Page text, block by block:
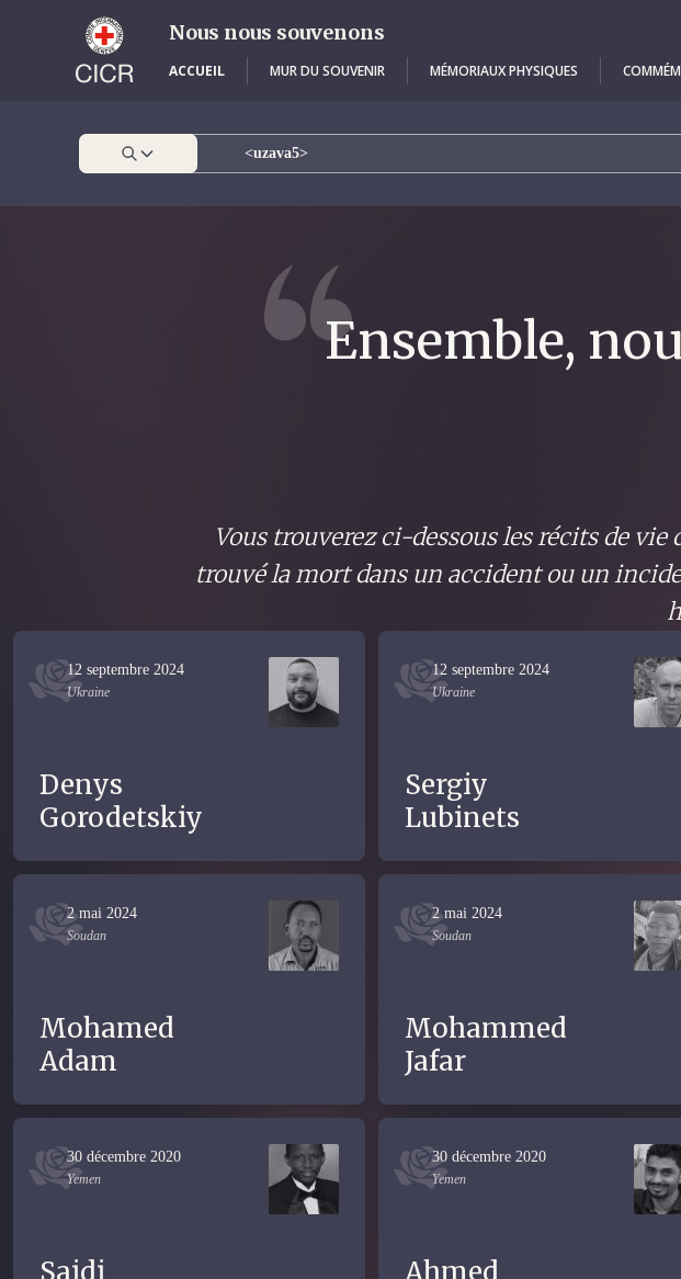
Nous nous souvenons
ACCUEIL MUR DU SOUVENIR MÉMORIAUX PHYSIQUES
Ensemble,
Vous trouverez ci-dessous les récits de
trouvé la mort dans un accident ou un
12 septembre 2024
Ukraine
Denys
Gorodetskiy
12 septembre 2024
Ukraine
Sergiy
Lubinets
2 mai 2024
Soudan
Mohamed
Adam
2 mai 2024
Soudan
Mohammed
Jafar
30 décembre 2020
Yemen
Saidi
30 décembre 2020
Yemen
Ahmed